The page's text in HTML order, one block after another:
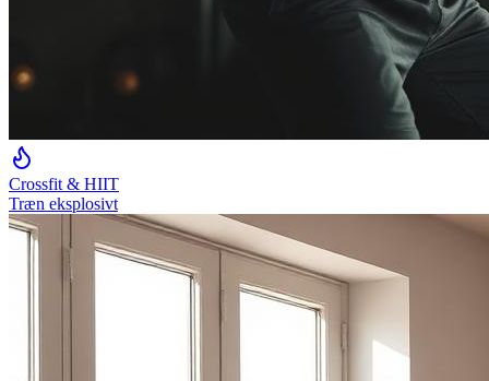
Crossfit & HIIT
Træn eksplosivt